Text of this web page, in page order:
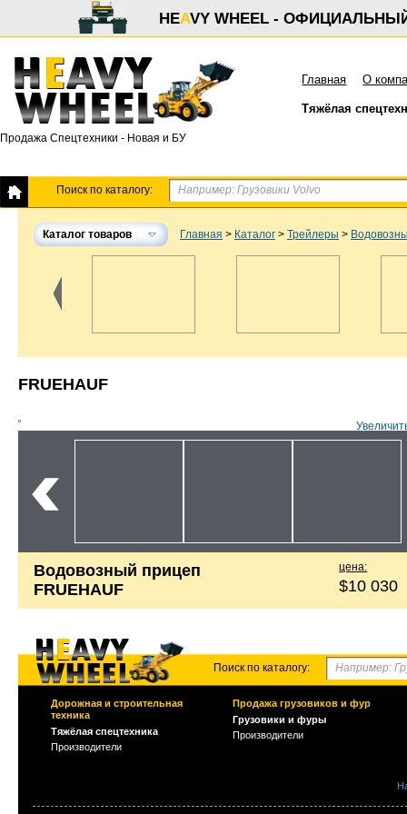
HEAVY WHEEL -
Продажа Спецтехники - Новая и БУ
Главная О
Тяжёлая
Поиск по каталогу:
Каталог товаров Главная > Каталог > Трейлеры >
FRUEHAUF
Водовозный прицеп
FRUEHAUF
цена:
$10 030
Поиск по каталогу:
Дорожная и строительная
техника
Тяжёлая спецтехника
Производители
Продажа грузовиков и фур
Грузовики и фуры
Производители